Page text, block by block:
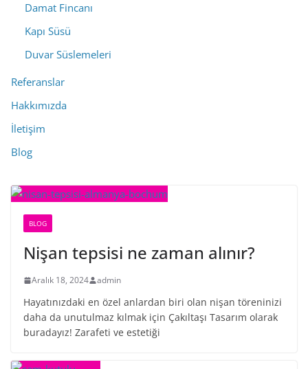
Damat Fincanı
Kapı Süsü
Duvar Süslemeleri
Referanslar
Hakkımızda
İletişim
Blog
BLOG
Nişan tepsisi ne zaman alınır?
Aralık 18, 2024 admin
Hayatınızdaki en özel anlardan biri olan nişan töreninizi
daha da unutulmaz kılmak için Çakıltaşı Tasarım olarak
buradayız! Zarafeti ve estetiği